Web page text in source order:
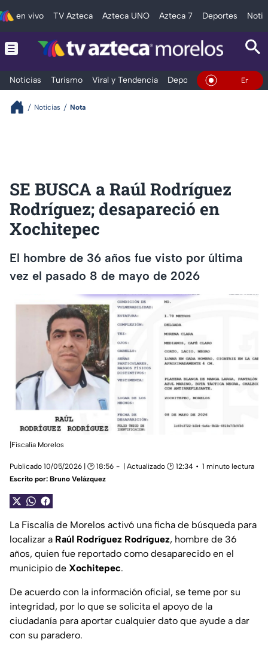
en vivo TV Azteca Azteca UNO Azteca 7 Deportes
Noticias Turismo Viral y Tendencia Deportes Espectáculos
En Vivo
Noticias Nota
SE BUSCA a Raúl Rodríguez
Rodríguez; desapareció en
Xochitepec
El hombre de 36 años fue visto por última
vez el pasado 8 de mayo de 2026
|Fiscalía Morelos
Publicado 10/05/2026 | 🕑 18:56 | Actualizado 🕑 12:34
1 minuto lectura
Escrito por: Bruno Velázquez
La Fiscalía de Morelos activó una ficha de búsqueda para
localizar a Raúl Rodríguez Rodríguez, hombre de 36
años, quien fue reportado como desaparecido en el
municipio de Xochitepec.
De acuerdo con la información oficial, se teme por su
integridad, por lo que se solicita el apoyo de la
ciudadanía para aportar cualquier dato que ayude a dar
con su paradero.